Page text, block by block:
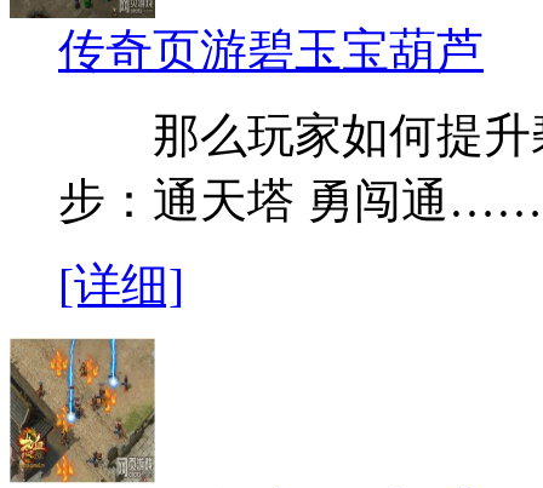
传奇页游碧玉宝葫芦
那么玩家如何提升
步：通天塔 勇闯通……
[详细]